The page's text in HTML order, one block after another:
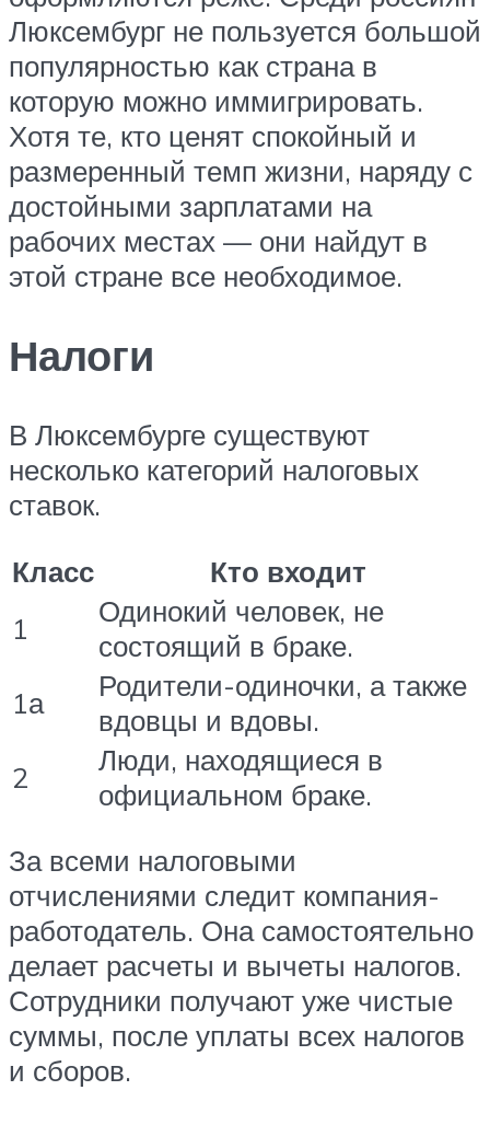
Люксембург не пользуется большой
популярностью как страна в
которую можно иммигрировать.
Хотя те, кто ценят спокойный и
размеренный темп жизни, наряду с
достойными зарплатами на
рабочих местах — они найдут в
этой стране все необходимое.
Налоги
В Люксембурге существуют
несколько категорий налоговых
ставок.
Класс
Кто входит
1
Одинокий человек, не
состоящий в браке.
1а
Родители-одиночки, а также
вдовцы и вдовы.
2
Люди, находящиеся в
официальном браке.
За всеми налоговыми
отчислениями следит компания-
работодатель. Она самостоятельно
делает расчеты и вычеты налогов.
Сотрудники получают уже чистые
суммы, после уплаты всех налогов
и сборов.